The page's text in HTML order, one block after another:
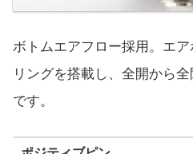
ボトムエアフロー採用。エ
リングを搭載し、全開から
です。